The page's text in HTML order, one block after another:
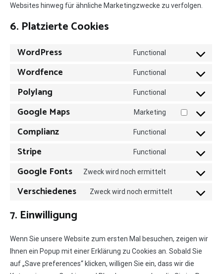
Websites hinweg für ähnliche Marketingzwecke zu verfolgen.
6. Platzierte Cookies
WordPress Functional
Consent
wordpress
Wordfence Functional
Consent
wordfence
Polylang Functional
Consent
polylang
Google Maps Marketing
Consent
google-
Complianz Functional
Consent
complianz
Stripe Functional
Consent
Google Fonts Zweck wird noch ermittelt
Consent
Verschiedenes Zweck wird noch ermittelt
Consent
7. Einwilligung
Wenn Sie unsere Website zum ersten Mal besuchen, zeigen wir
Ihnen ein Popup mit einer Erklärung zu Cookies an. Sobald Sie
auf „Save preferences“ klicken, willigen Sie ein, dass wir die